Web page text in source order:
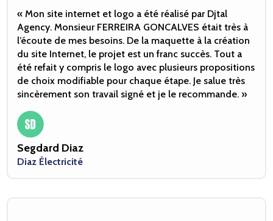
« Mon site internet et logo a été réalisé par Djtal
Agency. Monsieur FERREIRA GONCALVES était très à
l’écoute de mes besoins. De la maquette à la création
du site Internet, le projet est un franc succès. Tout a
été refait y compris le logo avec plusieurs propositions
de choix modifiable pour chaque étape. Je salue très
sincèrement son travail signé et je le recommande. »
Segdard Diaz
Diaz Électricité